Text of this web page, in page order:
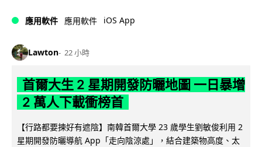
應用軟件 應用軟件 iOS App
Lawton 22 小時
首爾大生 2 星期開發防曬地圖 一日暴增
2 萬人下載衝榜首
【行路都要揀好有遮陰】南韓首爾大學 23 歲學生劉敏俊利用 2
星期開發防曬導航 App「走向陰涼處」，結合建築物高度、太